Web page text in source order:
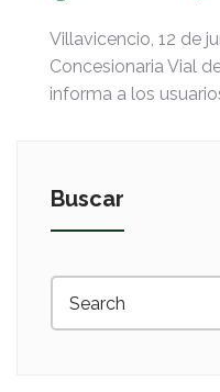
Villavicencio, 12 de
Concesionaria Vial
informa a los
Buscar